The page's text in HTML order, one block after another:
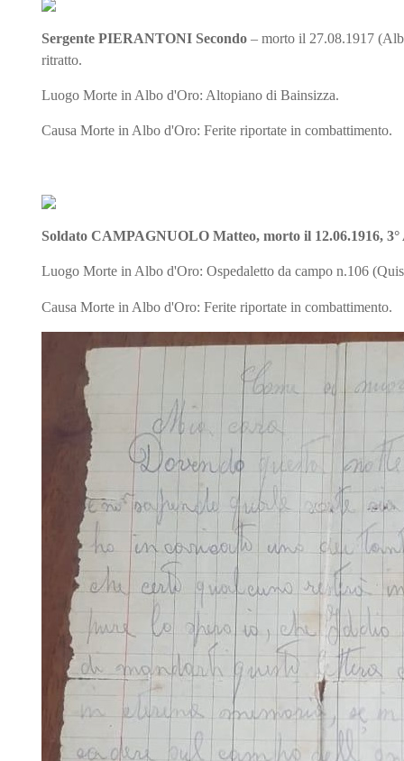
Sergente PIERANTONI Secondo – morto il 27.08.1917
ritratto.
Luogo Morte in Albo d'Oro: Altopiano di Bainsizza.
Causa Morte in Albo d'Oro: Ferite riportate in combattimento.
Soldato CAMPAGNUOLO Matteo, morto il 12.06.1916,
Luogo Morte in Albo d'Oro: Ospedaletto da campo n.106
Causa Morte in Albo d'Oro: Ferite riportate in combattimento.